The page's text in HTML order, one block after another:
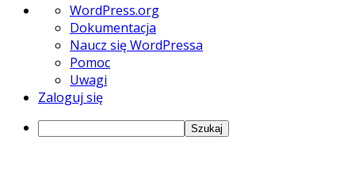
WordPressie
WordPress.org
Dokumentacja
Naucz się WordPressa
Pomoc
Uwagi
Zaloguj się
Szukaj